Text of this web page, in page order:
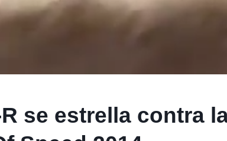
se estrella contra